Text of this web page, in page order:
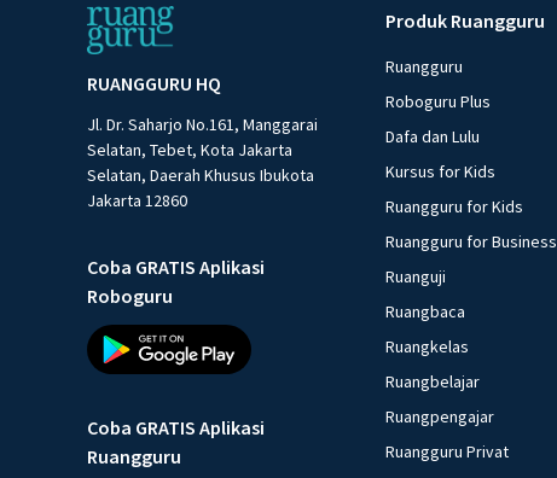
RUANGGURU HQ
Jl. Dr. Saharjo No.161, Manggarai
Selatan, Tebet, Kota Jakarta
Selatan, Daerah Khusus Ibukota
Jakarta 12860
Coba GRATIS Aplikasi
Roboguru
Coba GRATIS Aplikasi
Ruangguru
Produk Ruangguru
Ruangguru
Roboguru Plus
Dafa dan Lulu
Kursus for Kids
Ruangguru for Kids
Ruangguru for Business
Ruanguji
Ruangbaca
Ruangkelas
Ruangbelajar
Ruangpengajar
Ruangguru Privat